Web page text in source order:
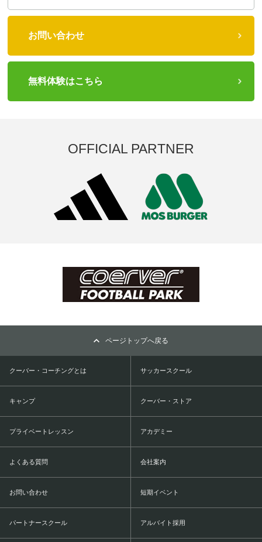
お問い合わせ
無料体験はこちら
OFFICIAL PARTNER
ページトップへ戻る
クーバー・コーチングとは サッカースクール
キャンプ クーバー・ストア
プライベートレッスン アカデミー
よくある質問 会社案内
お問い合わせ 短期イベント
パートナースクール アルバイト採用